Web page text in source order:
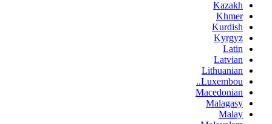
Kazakh
Khmer
Kurdish
Kyrgyz
Latin
Latvian
Lithuanian
Luxembou..
Macedonian
Malagasy
Malay